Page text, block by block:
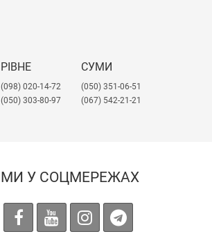
РІВНЕ
(098) 020-14-72
(050) 303-80-97
СУМИ
(050) 351-06-51
(067) 542-21-21
МИ У СОЦМЕРЕЖАХ